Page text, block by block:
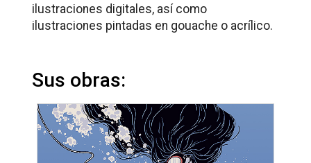
ilustraciones digitales, así como
ilustraciones pintadas en gouache o acrílico.
Sus obras: